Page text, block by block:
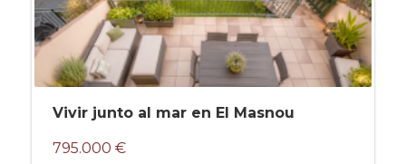
Vivir junto al mar en El Masnou
795.000 €